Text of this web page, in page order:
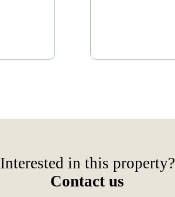
Interested in this property?
Contact us